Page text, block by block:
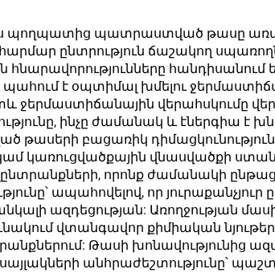
պողպատե
ապահով
պողպատից պատրաստված թասը
ընտրություն ճաշակող
հանդիսանում
պահում է օպտիմալ խմելու
ջերմաստիճանային վերահսկումը
ինչը ժամանակ և էներգիա է
բացառիկ
կառուցվածքային վնասվածքի
որոնք ժամանակի
ապահովելով, որ
ազդեցության: Առողջության
վտանգավոր քիմիական
Թասի խոնավությունից
սայլակների անհրաժեշտությունը՝